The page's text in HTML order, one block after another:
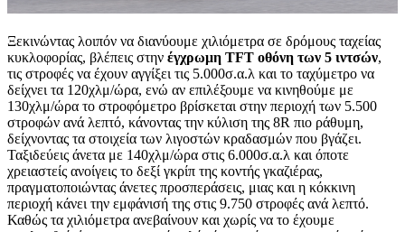
Ξεκινώντας λοιπόν να διανύουμε χιλιόμετρα σε δρόμους ταχείας
κυκλοφορίας, βλέπεις στην έγχρωμη TFT οθόνη των 5 ιντσών,
τις στροφές να έχουν αγγίξει τις 5.000σ.α.λ και το ταχύμετρο να
δείχνει τα 120χλμ/ώρα, ενώ αν επιλέξουμε να κινηθούμε με
130χλμ/ώρα το στροφόμετρο βρίσκεται στην περιοχή των 5.500
στροφών ανά λεπτό, κάνοντας την κύλιση της 8R πιο ράθυμη,
δείχνοντας τα στοιχεία των λιγοστών κραδασμών που βγάζει.
Ταξιδεύεις άνετα με 140χλμ/ώρα στις 6.000σ.α.λ και όποτε
χρειαστείς ανοίγεις το δεξί γκρίπ της κοντής γκαζιέρας,
πραγματοποιώντας άνετες προσπεράσεις, μιας και η κόκκινη
περιοχή κάνει την εμφάνισή της στις 9.750 στροφές ανά λεπτό.
Καθώς τα χιλιόμετρα ανεβαίνουν και χωρίς να το έχουμε